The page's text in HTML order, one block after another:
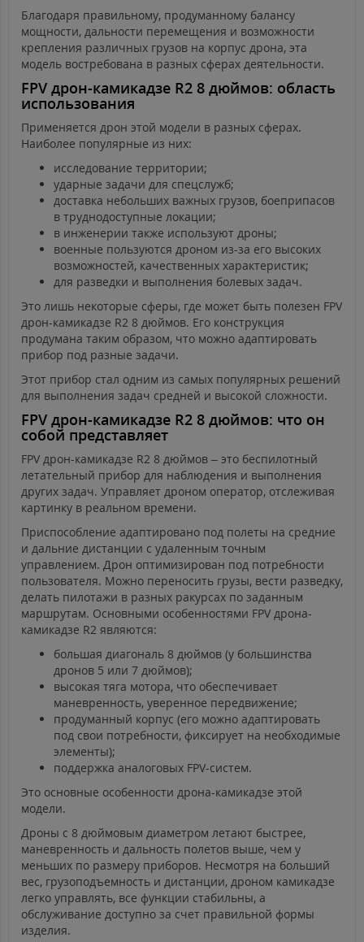
Благодаря правильному, продуманному балансу
мощности, дальности перемещения и возможности
крепления различных грузов на корпус дрона, эта
модель востребована в разных сферах деятельности.
FPV дрон-камикадзе R2 8 дюймов: область
использования
Применяется дрон этой модели в разных сферах.
Наиболее популярные из них:
исследование территории;
ударные задачи для спецслужб;
доставка небольших важных грузов, боеприпасов
в труднодоступные локации;
в инженерии также используют дроны;
военные пользуются дроном из-за его высоких
возможностей, качественных характеристик;
для разведки и выполнения болевых задач.
Это лишь некоторые сферы, где может быть полезен FPV
дрон-камикадзе R2 8 дюймов. Его конструкция
продумана таким образом, что можно адаптировать
прибор под разные задачи.
Этот прибор стал одним из самых популярных решений
для выполнения задач средней и высокой сложности.
FPV дрон-камикадзе R2 8 дюймов: что он
собой представляет
FPV дрон-камикадзе R2 8 дюймов – это беспилотный
летательный прибор для наблюдения и выполнения
других задач. Управляет дроном оператор, отслеживая
картинку в реальном времени.
Приспособление адаптировано под полеты на средние
и дальние дистанции с удаленным точным
управлением. Дрон оптимизирован под потребности
пользователя. Можно переносить грузы, вести разведку,
делать пилотажи в разных ракурсах по заданным
маршрутам. Основными особенностями FPV дрона-
камикадзе R2 являются:
большая диагональ 8 дюймов (у большинства
дронов 5 или 7 дюймов);
высокая тяга мотора, что обеспечивает
маневренность, уверенное передвижение;
продуманный корпус (его можно адаптировать
под свои потребности, фиксирует на необходимые
элементы);
поддержка аналоговых FPV-систем.
Это основные особенности дрона-камикадзе этой
модели.
Дроны с 8 дюймовым диаметром летают быстрее,
маневренность и дальность полетов выше, чем у
меньших по размеру приборов. Несмотря на больший
вес, грузоподъемность и дистанции, дроном камикадзе
легко управлять, все функции стабильны, а
обслуживание доступно за счет правильной формы
изделия.